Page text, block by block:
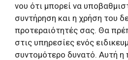
νου ότι μπορεί να
συντήρηση και η χρήση του
προτεραιότητές σας. Θα
στις υπηρεσίες ενός
συντομότερο δυνατό. Αυτή